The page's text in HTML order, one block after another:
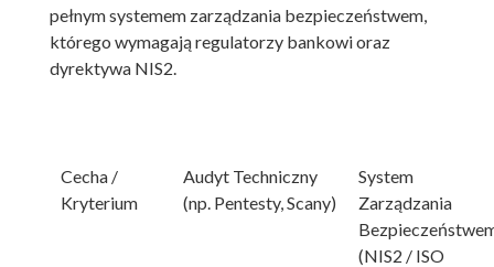
pełnym systemem zarządzania bezpieczeństwem,
którego wymagają regulatorzy bankowi oraz
dyrektywa NIS2.
Cecha /
Kryterium
Audyt Techniczny
(np. Pentesty, Scany)
System
Zarządzania
(NIS2 / ISO